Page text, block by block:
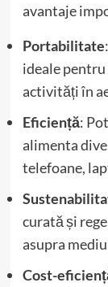
avantaje
Portabilitate
ideale
activități în
Eficiență:
alimenta
telefoane,
curată și
asupra
Cost-